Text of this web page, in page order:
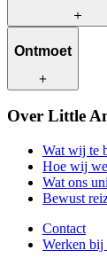
Wat wij te
Wat ons
Contact
Werken bij
Ontmoet
Onze
Over Little
Wat wij te
Hoe wij
Wat ons
Bewust
Contact
Werken